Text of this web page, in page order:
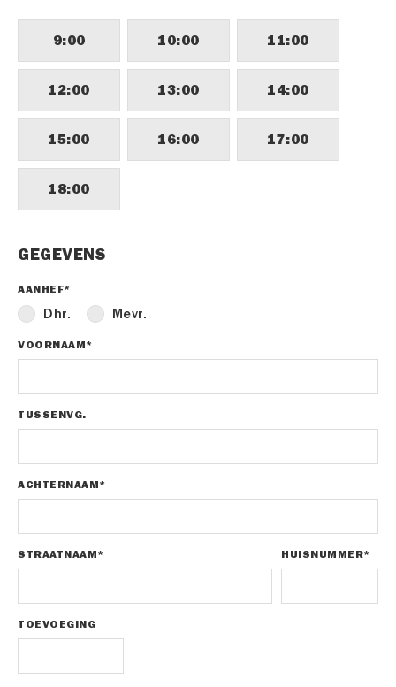
9:00 10:00 11:00
12:00 13:00 14:00
15:00 16:00 17:00
18:00
GEGEVENS
AANHEF*
Dhr. Mevr.
VOORNAAM*
TUSSENVG.
ACHTERNAAM*
STRAATNAAM* HUISNUMMER*
TOEVOEGING